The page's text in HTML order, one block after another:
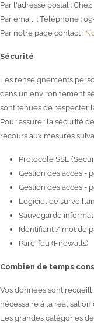
Par l'adresse postal :
Par email : Téléphone :
Par notre page contact :
Sécurité
Les renseignements
dans un environnement
sont tenues de respecter
Pour assurer la sécurité
recours aux mesures
Protocole SSL
Gestion des accès -
Gestion des accès -
Logiciel de
Sauvegarde
Identifiant / mot de
Pare-feu (Firewalls)
Combien de temps
Vos données sont
nécessaire à la
Les grandes catégories